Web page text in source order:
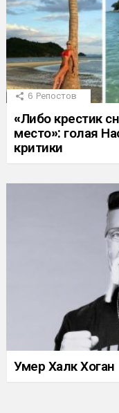
6 Репостов
«Либо крестик
место»: голая
критики
Умер Халк Хоган